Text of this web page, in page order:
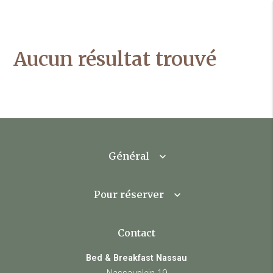
Aucun résultat trouvé
Général
Pour réserver
Contact
Bed & Breakfast Nassau